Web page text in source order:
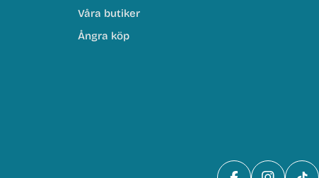
Våra butiker
Ångra köp